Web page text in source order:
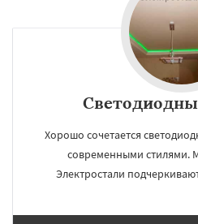
Хорошо сочетается
современными стилями.
Электростали